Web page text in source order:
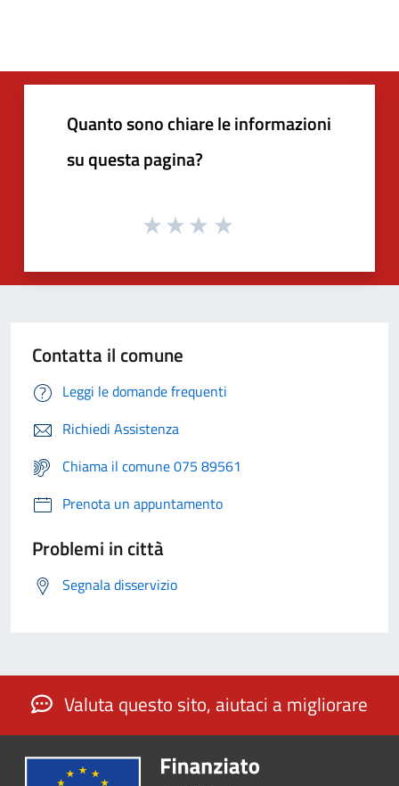
Quanto sono chiare le informazioni
su questa pagina?
Contatta il comune
Leggi le domande frequenti
Richiedi Assistenza
Chiama il comune 075 89561
Prenota un appuntamento
Problemi in città
Segnala disservizio
Valuta questo sito, aiutaci a migliorare